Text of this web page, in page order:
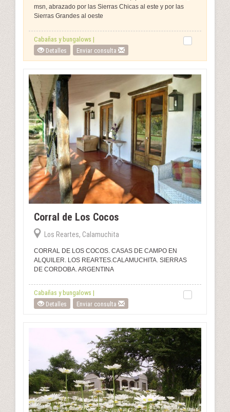
msn, abrazado por las Sierras Chicas al este y por las
Sierras Grandes al oeste
Cabañas y bungalows |
Detalles
Enviar consulta
Corral de Los Cocos
Los Reartes, Calamuchita
CORRAL DE LOS COCOS. CASAS DE CAMPO EN
ALQUILER. LOS REARTES.CALAMUCHITA. SIERRAS
DE CORDOBA. ARGENTINA
Cabañas y bungalows |
Detalles
Enviar consulta